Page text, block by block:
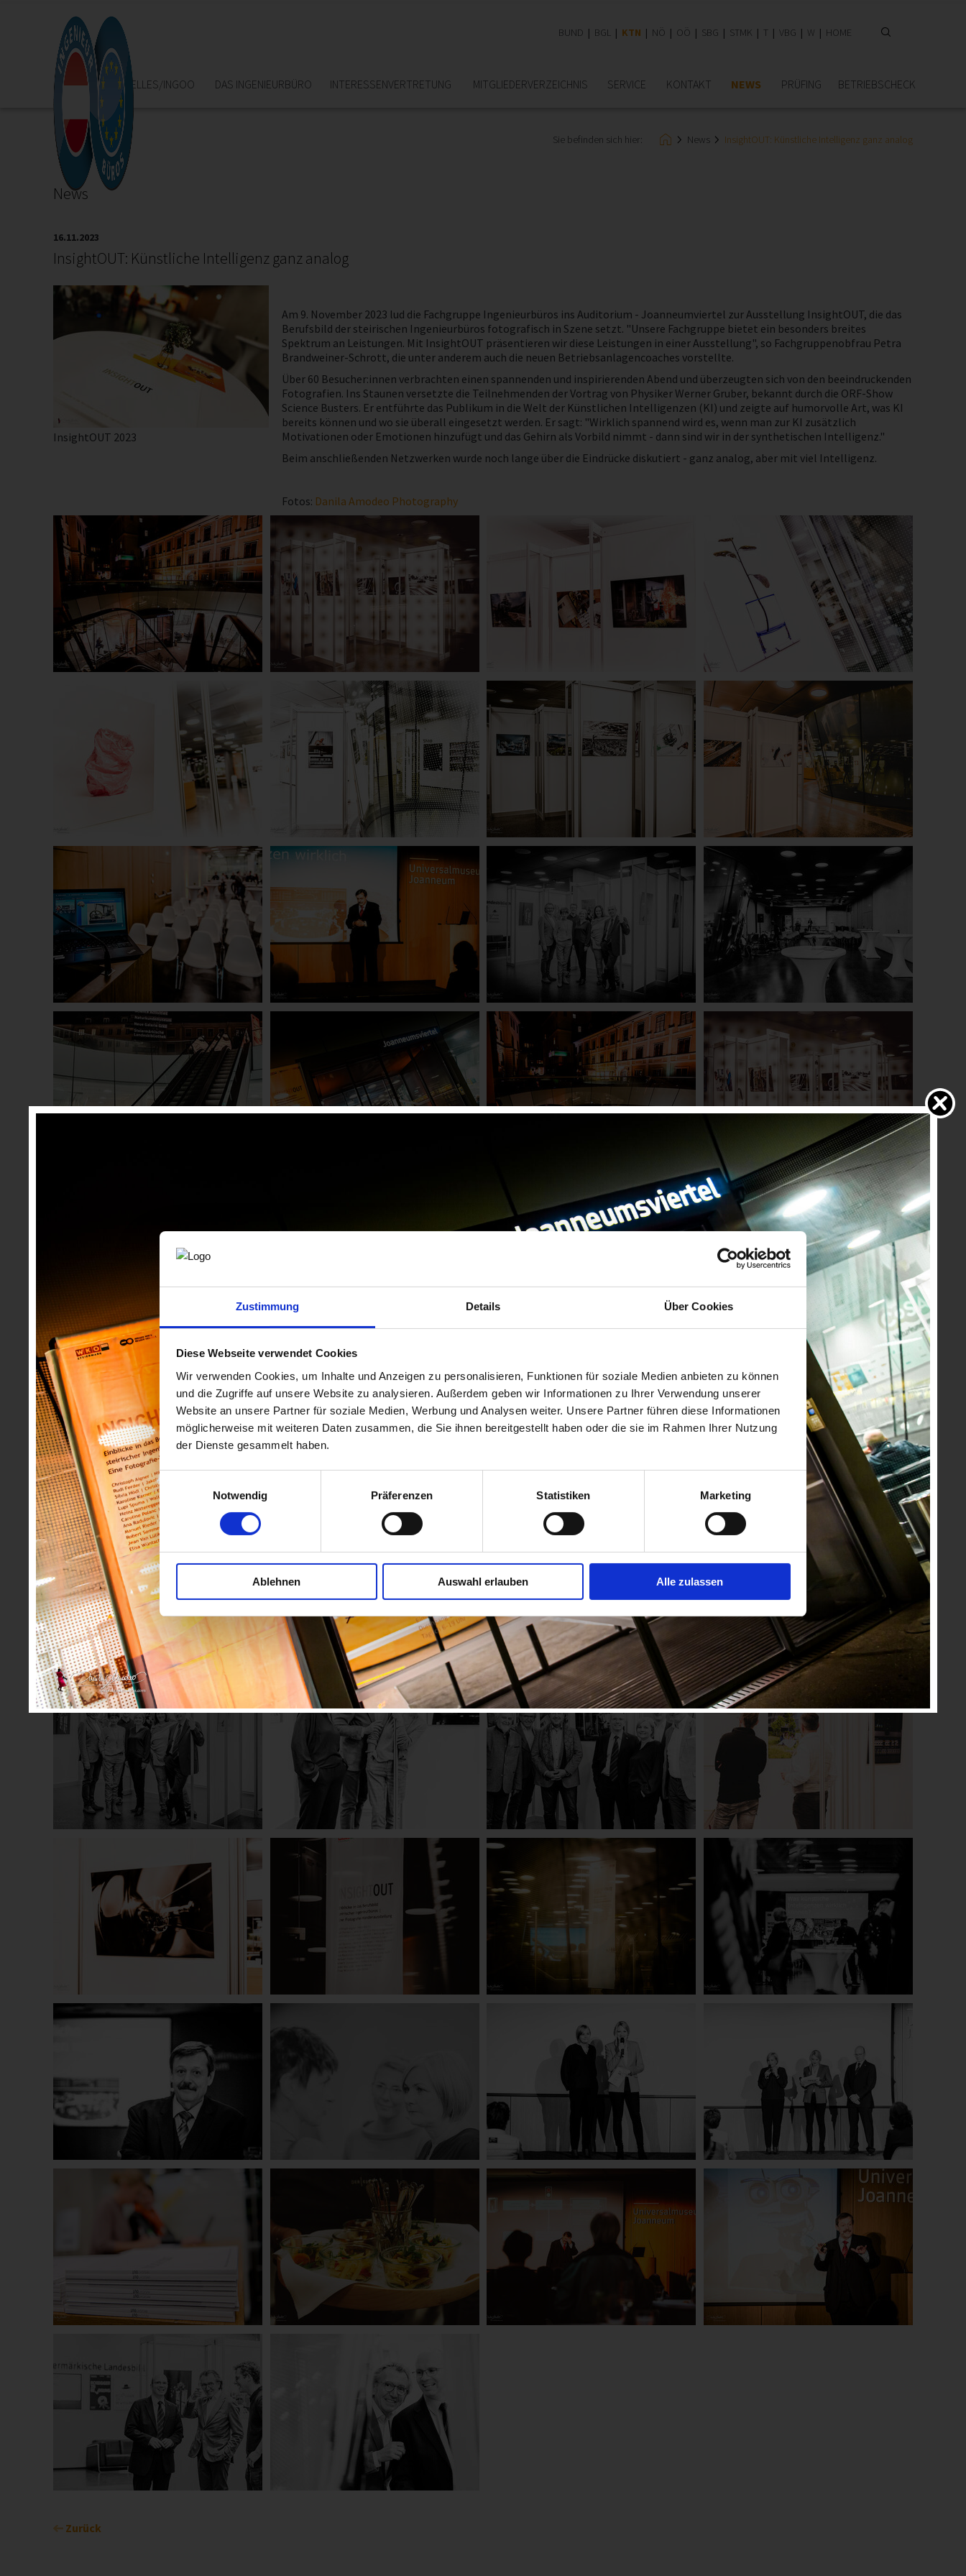
Zustimmung Details Über Cookies
Diese Webseite verwendet Cookies
Wir verwenden Cookies, um Inhalte und Anzeigen zu personalisieren, Funktionen für soziale Medien anbieten zu können
und die Zugriffe auf unsere Website zu analysieren. Außerdem geben wir Informationen zu Ihrer Verwendung unserer
Website an unsere Partner für soziale Medien, Werbung und Analysen weiter. Unsere Partner führen diese Informationen
möglicherweise mit weiteren Daten zusammen, die Sie ihnen bereitgestellt haben oder die sie im Rahmen Ihrer Nutzung
der Dienste gesammelt haben.
Einwilligungsauswahl
Notwendig
Präferenzen Statistiken Marketing
Ablehnen Auswahl erlauben Alle zulassen
BUND BGL KTN NÖ OÖ SBG STMK T VBG W HOME
HOME AKTUELLES/INGOO DAS INGENIEURBÜRO INTERESSEN­VERTRETUNG MITGLIEDER­VERZEICHNIS SERVICE KONTAKT NEWS PRÜFING BETRIEBSCHECK
Sie befinden sich hier: News InsightOUT: Künstliche Intelligenz ganz analog
News
16.11.2023
InsightOUT: Künstliche Intelligenz ganz analog
InsightOUT 2023
Am 9. November 2023 lud die Fachgruppe Ingenieurbüros ins Auditorium - Joanneumviertel zur Ausstellung InsightOUT, die das
Berufsbild der steirischen Ingenieurbüros fotografisch in Szene setzt. "Unsere Fachgruppe bietet ein besonders breites
Spektrum an Leistungen. Mit InsightOUT präsentieren wir diese Leistungen in einer Ausstellung", so Fachgruppenobfrau Petra
Brandweiner-Schrott, die unter anderem auch die neuen Betriebsanlagencoaches vorstellte.
Über 60 Besucher:innen verbrachten einen spannenden und inspirierenden Abend und überzeugten sich von den beeindruckenden
Fotografien. Ins Staunen versetzte die Teilnehmenden der Vortrag von Physiker Werner Gruber, bekannt durch die ORF-Show
Science Busters. Er entführte das Publikum in die Welt der Künstlichen Intelligenzen (KI) und zeigte auf humorvolle Art, was KI
bereits können und wo sie überall eingesetzt werden. Er sagt: "Wirklich spannend wird es, wenn man zur KI zusätzlich
Motivationen oder Emotionen hinzufügt und das Gehirn als Vorbild nimmt - dann sind wir in der synthetischen Intelligenz."
Beim anschließenden Netzwerken wurde noch lange über die Eindrücke diskutiert - ganz analog, aber mit viel Intelligenz.
Fotos: Danila Amodeo Photography
Zurück